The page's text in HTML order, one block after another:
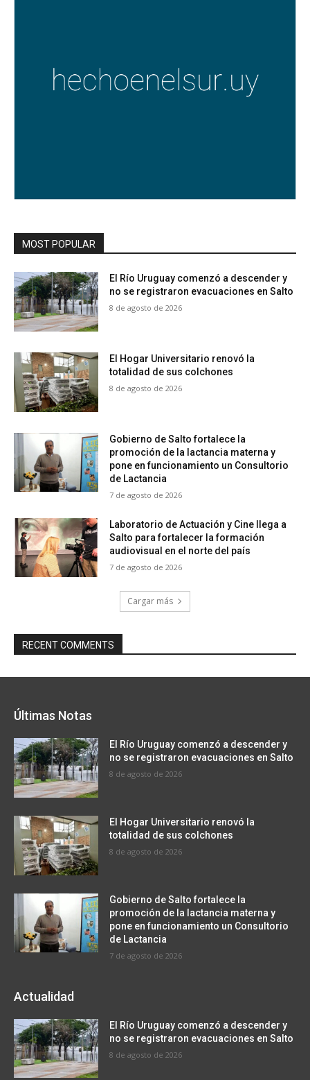
MOST POPULAR
El Río Uruguay comenzó a descender y
no se registraron evacuaciones en Salto
8 de agosto de 2026
El Hogar Universitario renovó la
totalidad de sus colchones
8 de agosto de 2026
Gobierno de Salto fortalece la
promoción de la lactancia materna y
pone en funcionamiento un Consultorio
de Lactancia
7 de agosto de 2026
Laboratorio de Actuación y Cine llega a
Salto para fortalecer la formación
audiovisual en el norte del país
7 de agosto de 2026
Cargar más
RECENT COMMENTS
Últimas Notas
El Río Uruguay comenzó a descender y
no se registraron evacuaciones en Salto
8 de agosto de 2026
El Hogar Universitario renovó la
totalidad de sus colchones
8 de agosto de 2026
Gobierno de Salto fortalece la
promoción de la lactancia materna y
pone en funcionamiento un Consultorio
de Lactancia
7 de agosto de 2026
Actualidad
El Río Uruguay comenzó a descender y
no se registraron evacuaciones en Salto
8 de agosto de 2026